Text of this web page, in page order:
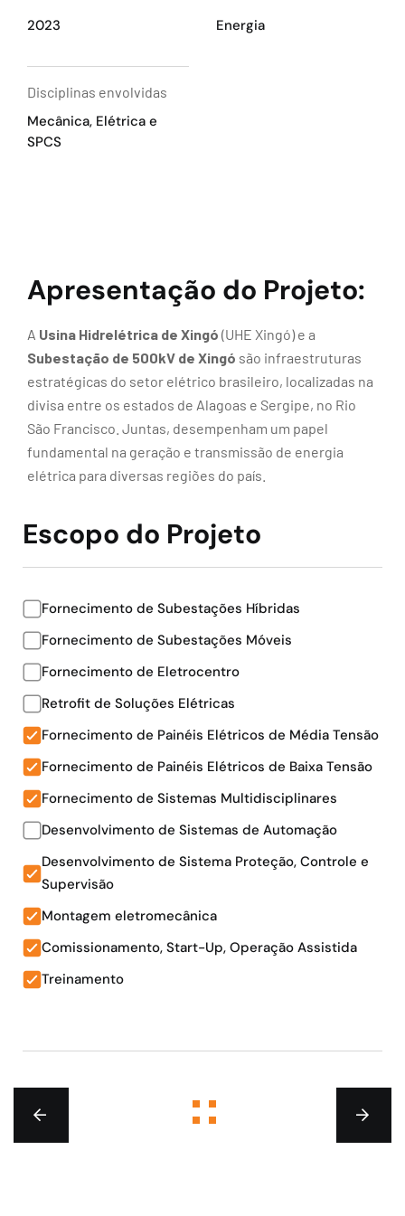
2023 Energia
Disciplinas envolvidas
Mecânica, Elétrica e
SPCS
Apresentação do Projeto:
A Usina Hidrelétrica de Xingó (UHE Xingó) e a
Subestação de 500kV de Xingó são infraestruturas
estratégicas do setor elétrico brasileiro, localizadas na
divisa entre os estados de Alagoas e Sergipe, no Rio
São Francisco. Juntas, desempenham um papel
fundamental na geração e transmissão de energia
elétrica para diversas regiões do país.
Escopo do Projeto
Fornecimento de Subestações Híbridas
Fornecimento de Subestações Móveis
Fornecimento de Eletrocentro​
Retrofit de Soluções Elétricas
Fornecimento de Painéis Elétricos de Média Tensão​
Fornecimento de Painéis Elétricos de Baixa Tensão​
Fornecimento de Sistemas Multidisciplinares​
Desenvolvimento de Sistemas de Automação​
Desenvolvimento de Sistema Proteção, Controle e
Supervisão
Montagem eletromecânica​
Comissionamento, Start-Up, Operação Assistida ​
Treinamento​